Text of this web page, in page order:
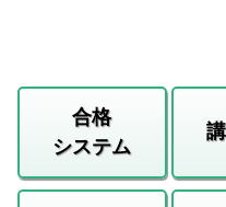
合格
システム